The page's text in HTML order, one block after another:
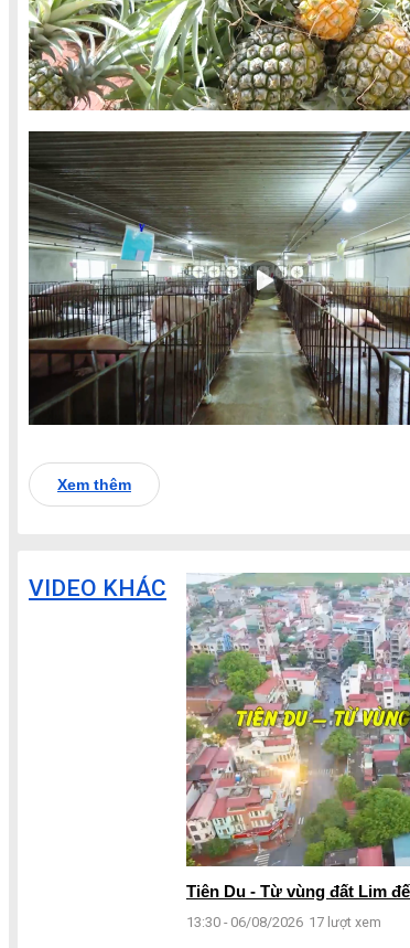
Xem thêm
VIDEO KHÁC
Tiên Du - Từ vùng đất Lim
13:30 - 06/08/2026 17 lượt xem